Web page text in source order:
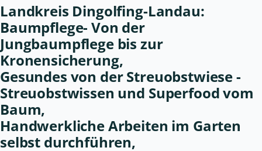
Landkreis Dingolfing-Landau:
Baumpflege- Von der
Jungbaumpflege bis zur
Kronensicherung,
Gesundes von der Streuobstwiese -
Streuobstwissen und Superfood vom
Baum,
Handwerkliche Arbeiten im Garten
selbst durchführen,